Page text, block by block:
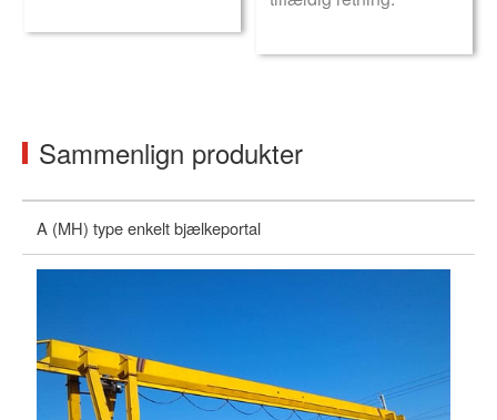
Sammenlign produkter
A (MH) type enkelt bjælkeportal